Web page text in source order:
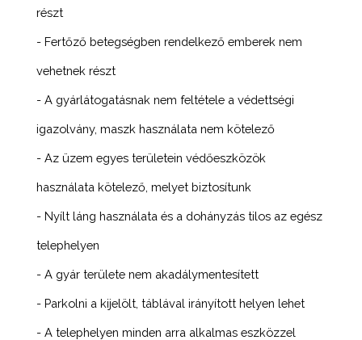
részt
- Fertőző betegségben rendelkező emberek nem
vehetnek részt
- A gyárlátogatásnak nem feltétele a védettségi
igazolvány, maszk használata nem kötelező
- Az üzem egyes területein védőeszközök
használata kötelező, melyet biztosítunk
- Nyílt láng használata és a dohányzás tilos az egész
telephelyen
- A gyár területe nem akadálymentesített
- Parkolni a kijelölt, táblával irányított helyen lehet
- A telephelyen minden arra alkalmas eszközzel